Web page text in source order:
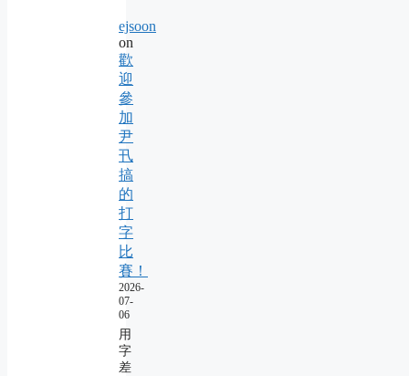
ejsoon
on
歡
迎
參
加
尹
卂
搞
的
打
字
比
賽！
2026-
07-
06
用
字
差